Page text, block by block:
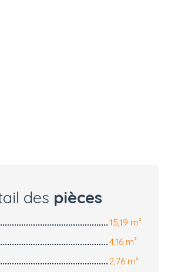
des pièces
15,19 m²
4,16 m²
2,76 m²